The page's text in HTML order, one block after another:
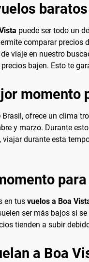
puede ser todo un
comparar precios
viaje en nuestro
bajen. Esto te
momento
ofrece un clima
y marzo. Durante
viajar durante esta
en tus vuelos a Boa
ser más bajos si
tienden a subir
a Boa